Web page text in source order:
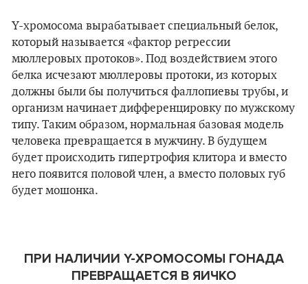
Y-хромосома вырабатывает специальный белок,
который называется «фактор регрессии
мюллеровых протоков». Под воздействием этого
белка исчезают мюллеровы протоки, из которых
должны были бы получиться фаллопиевы трубы, и
организм начинает дифференцировку по мужскому
типу. Таким образом, нормальная базовая модель
человека превращается в мужчину. В будущем
будет происходить гипертрофия клитора и вместо
него появится половой член, а вместо половых губ
будет мошонка.
ПРИ НАЛИЧИИ Y-ХРОМОСОМЫ ГОНАДА
ПРЕВРАЩАЕТСЯ В ЯИЧКО